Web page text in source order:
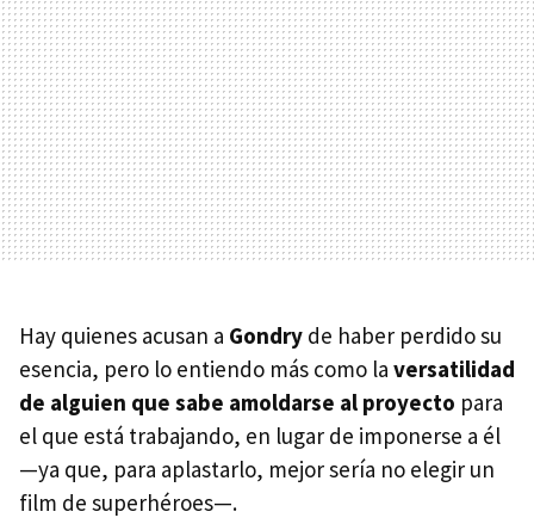
Hay quienes acusan a Gondry de haber perdido su
esencia, pero lo entiendo más como la versatilidad
de alguien que sabe amoldarse al proyecto para
el que está trabajando, en lugar de imponerse a él
—ya que, para aplastarlo, mejor sería no elegir un
film de superhéroes—.